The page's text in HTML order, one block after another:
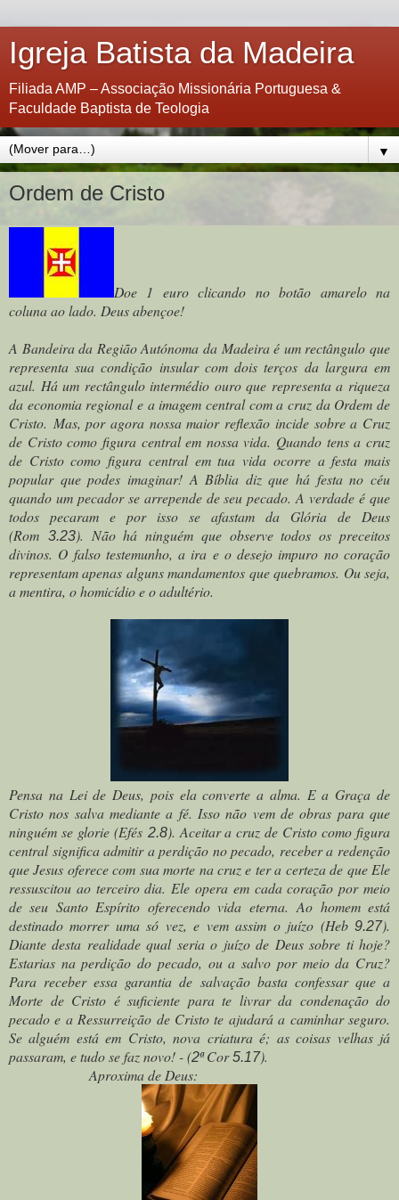
Igreja Batista da Madeira
Filiada AMP – Associação Missionária Portuguesa &
Faculdade Baptista de Teologia
▼
Ordem de Cristo
Doe 1 euro clicando no botão amarelo na
coluna ao lado. Deus abençoe!
A Bandeira da Região Autónoma da Madeira é um rectângulo que
representa sua condição insular com dois terços da largura em
azul. Há um rectângulo intermédio ouro que representa a riqueza
da economia regional e a imagem central com a cruz da Ordem de
Cristo. Mas, por agora nossa maior reflexão incide sobre a Cruz
de Cristo como figura central em nossa vida. Quando tens a cruz
de Cristo como figura central em tua vida ocorre a festa mais
popular que podes imaginar! A Bíblia diz que há festa no céu
quando um pecador se arrepende de seu pecado. A verdade é que
todos pecaram e por isso se afastam da Glória de Deus
(Rom 3.23). Não há ninguém que observe todos os preceitos
divinos. O falso testemunho, a ira e o desejo impuro no coração
representam apenas alguns mandamentos que quebramos. Ou seja,
a mentira, o homicídio e o adultério.
Pensa na Lei de Deus, pois ela converte a alma. E a Graça de
Cristo nos salva mediante a fé. Isso não vem de obras para que
ninguém se glorie (Efés 2.8). Aceitar a cruz de Cristo como figura
central significa admitir a perdição no pecado, receber a redenção
que Jesus oferece com sua morte na cruz e ter a certeza de que Ele
ressuscitou ao terceiro dia. Ele opera em cada coração por meio
de seu Santo Espírito oferecendo vida eterna.Ao homem está
destinado morrer uma só vez, e vem assim o juízo (Heb 9.27).
Diante desta realidade qual seria o juízo de Deus sobre ti hoje?
Estarias na perdição do pecado, ou a salvo por meio da Cruz?
Para receber essa garantia de salvação basta confessar que a
Morte de Cristo é suficiente para te livrar da condenação do
pecado e a Ressurreição de Cristo te ajudará a caminhar seguro.
Se alguém está em Cristo, nova criatura é; as coisas velhas já
passaram, e tudo se faz novo! - (2ª Cor5.17).
Aproxima de Deus: